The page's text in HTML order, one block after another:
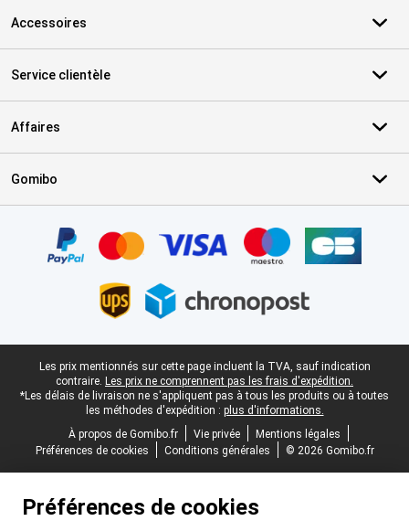
Accessoires
Service clientèle
Affaires
Gomibo
Pied-de-page légal
Les prix mentionnés sur cette page incluent la TVA, sauf indication
contraire. Les prix ne comprennent pas les frais d'expédition.
*Les délais de livraison ne s'appliquent pas à tous les produits ou à toutes
les méthodes d'expédition : plus d'informations.
À propos de Gomibo.fr
Vie privée
Mentions légales
Préférences de cookies
Conditions générales © 2026 Gomibo.fr
Préférences de cookies